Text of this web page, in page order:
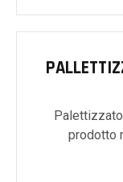
prodotto